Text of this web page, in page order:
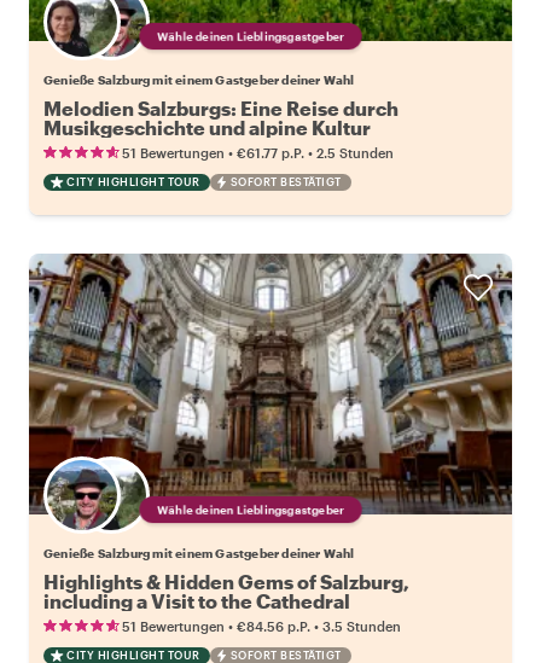
Wähle deinen Lieblingsgastgeber
Genieße Salzburg mit einem Gastgeber deiner Wahl
Melodien Salzburgs: Eine Reise durch
Musikgeschichte und alpine Kultur
51 Bewertungen • €61.77 p.P. • 2.5 Stunden
CITY HIGHLIGHT TOUR SOFORT BESTÄTIGT
Wähle deinen Lieblingsgastgeber
Genieße Salzburg mit einem Gastgeber deiner Wahl
Highlights & Hidden Gems of Salzburg,
including a Visit to the Cathedral
51 Bewertungen • €84.56 p.P. • 3.5 Stunden
CITY HIGHLIGHT TOUR SOFORT BESTÄTIGT